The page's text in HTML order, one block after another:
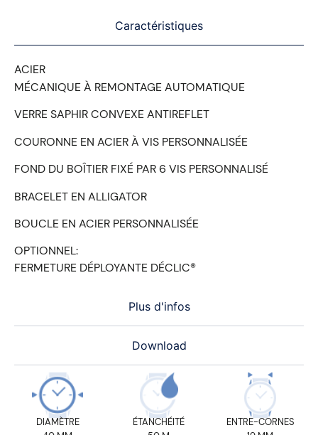
Caractéristiques
Plus d'infos
Download
ACIER
MÉCANIQUE À REMONTAGE AUTOMATIQUE
VERRE SAPHIR CONVEXE ANTIREFLET
COURONNE EN ACIER À VIS PERSONNALISÉE
FOND DU BOÎTIER FIXÉ PAR 6 VIS PERSONNALISÉ
BRACELET EN ALLIGATOR
BOUCLE EN ACIER PERSONNALISÉE
OPTIONNEL:
FERMETURE DÉPLOYANTE DÉCLIC®
DIAMÈTRE
ÉTANCHÉITÉ
ENTRE-CORNES